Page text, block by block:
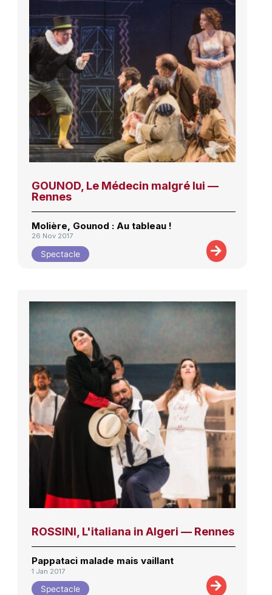
GOUNOD, Le Médecin malgré lui —
Rennes
Molière, Gounod : Au tableau !
26 Nov 2017
Spectacle
ROSSINI, L'italiana in Algeri — Rennes
Pappataci malade mais vaillant
1 Jan 2017
Spectacle